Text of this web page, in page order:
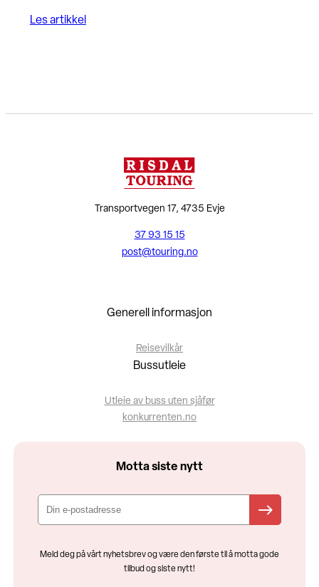
Les artikkel
Transportvegen 17, 4735 Evje
37 93 15 15
post@touring.no
Generell informasjon
Reisevilkår
Bussutleie
Utleie av buss uten sjåfør
konkurrenten.no
Motta siste nytt
Meld deg på vårt nyhetsbrev og være den første til å motta gode
tilbud og siste nytt!